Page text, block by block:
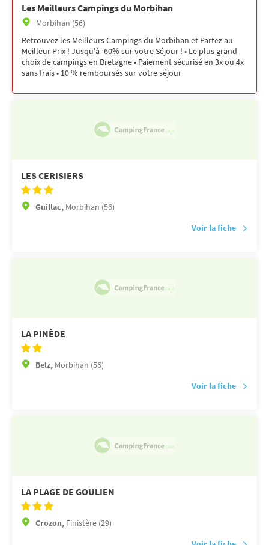
Les Meilleurs Campings du Morbihan
Morbihan (56)
Retrouvez les Meilleurs Campings du Morbihan et Partez au
Meilleur Prix ! Jusqu'à -60% sur votre Séjour ! • Le plus grand
choix de campings en Bretagne • Paiement sécurisé en 3x ou 4x
sans frais • 10 % remboursés sur votre séjour
LES CERISIERS
Guillac, Morbihan (56)
Voir la fiche
LA PINÈDE
Belz, Morbihan (56)
Voir la fiche
LA PLAGE DE GOULIEN
Crozon, Finistère (29)